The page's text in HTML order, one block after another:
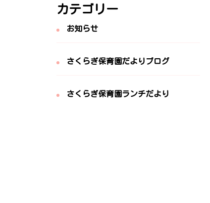
カテゴリー
お知らせ
さくらぎ保育園だよりブログ
さくらぎ保育園ランチだより